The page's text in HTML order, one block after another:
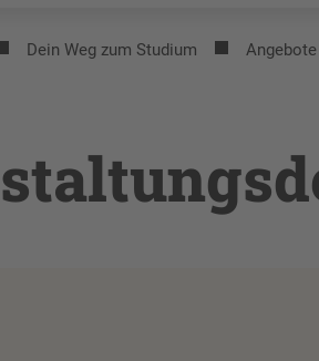
Dein Weg zum Studium